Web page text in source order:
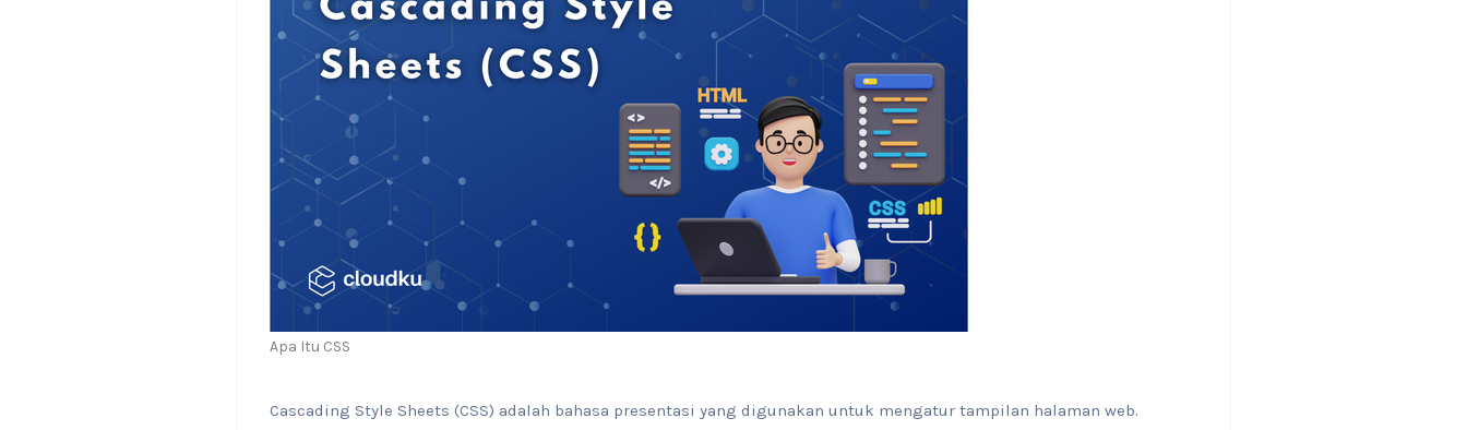
Apa Itu CSS
Cascading Style Sheets (CSS) adalah bahasa presentasi yang digunakan untuk mengatur tampilan halaman web.